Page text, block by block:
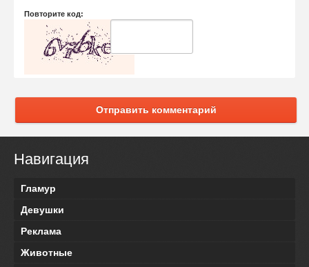
Повторите код:
Отправить комментарий
Навигация
Гламур
Девушки
Реклама
Животные